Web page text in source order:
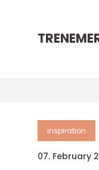
inspiration
07. February